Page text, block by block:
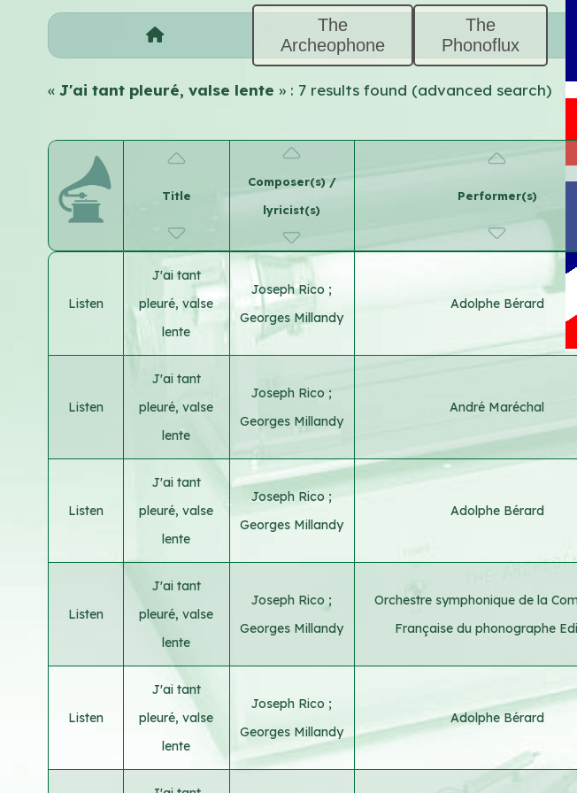
The
Archeophone
The
Phonoflux
«J'ai tant pleuré, valse lente » : 7 results found (advanced search)
Title
Composer(s) /
lyricist(s)
Performer(s)
Listen
J'ai tant
pleuré, valse
lente
Joseph Rico ;
Georges Millandy
Adolphe Bérard
Listen
J'ai tant
pleuré, valse
lente
Joseph Rico ;
Georges Millandy
André Maréchal
Listen
J'ai tant
pleuré, valse
lente
Joseph Rico ;
Georges Millandy
Adolphe Bérard
Listen
J'ai tant
pleuré, valse
lente
Joseph Rico ;
Georges Millandy
Orchestre symphonique de la
Française du phonographe
Listen
J'ai tant
pleuré, valse
lente
Joseph Rico ;
Georges Millandy
Adolphe Bérard